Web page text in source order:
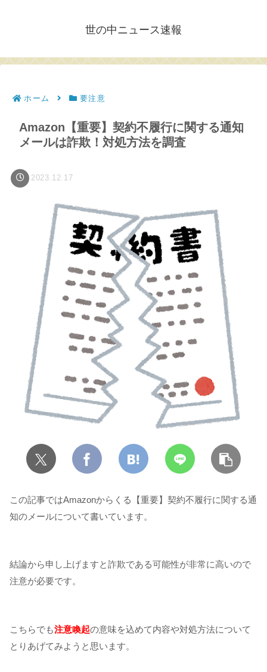
世の中ニュース速報
ホーム 要注意
Amazon【重要】契約不履行に関する通知
メールは詐欺！対処方法を調査
2023.12.17
この記事ではAmazonからくる【重要】契約不履行に関する通
知のメールについて書いています。
結論から申し上げますと詐欺である可能性が非常に高いので
注意が必要です。
こちらでも注意喚起の意味を込めて内容や対処方法について
とりあげてみようと思います。